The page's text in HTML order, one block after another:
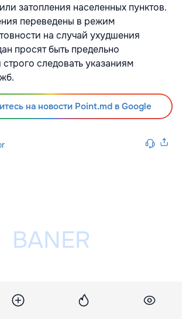
затопления населенных пунктов.
переведены в режим
на случай ухудшения
просят быть предельно
следовать указаниям
на новости Point.md в Google